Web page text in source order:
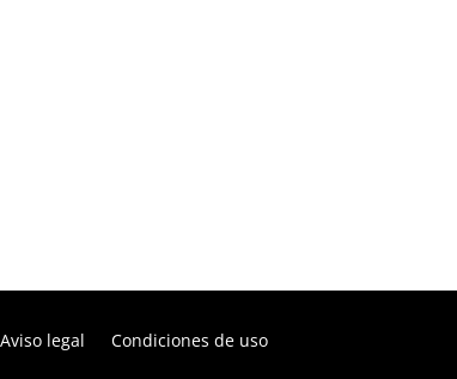
Aviso legal Condiciones de uso